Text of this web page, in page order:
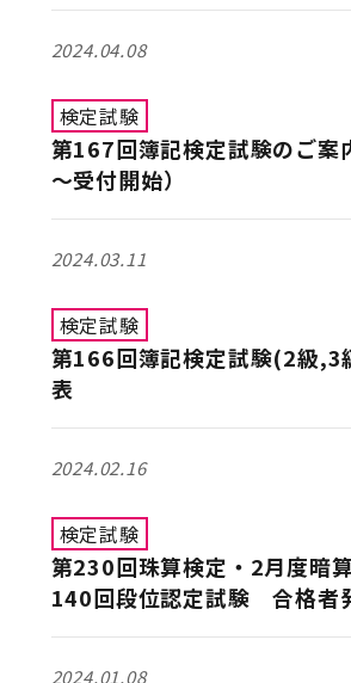
2024.04.08
検定試験
第167回簿記検定試験のご案
～受付開始）
2024.03.11
検定試験
第166回簿記検定試験(2級,3
表
2024.02.16
検定試験
第230回珠算検定・2月度暗
140回段位認定試験 合格者
2024.01.08